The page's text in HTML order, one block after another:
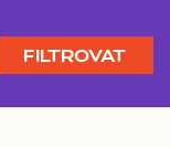
FILTROVAT